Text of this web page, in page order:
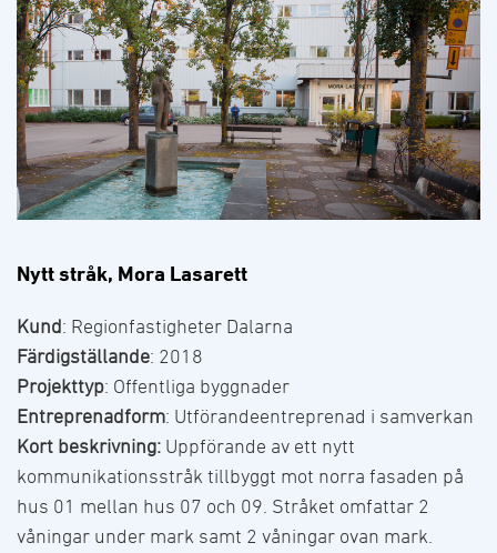
Nytt stråk, Mora Lasarett
Kund: Regionfastigheter Dalarna
Färdigställande: 2018
Projekttyp: Offentliga byggnader
Entreprenadform: Utförandeentreprenad i samverkan
Kort beskrivning: Uppförande av ett nytt
kommunikationsstråk tillbyggt mot norra fasaden på
hus 01 mellan hus 07 och 09. Stråket omfattar 2
våningar under mark samt 2 våningar ovan mark.